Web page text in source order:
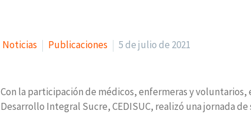
Noticias Publicaciones 5 de julio de 2021
Con la participación de médicos, enfermeras y voluntarios,
Desarrollo Integral Sucre, CEDISUC, realizó una jornada